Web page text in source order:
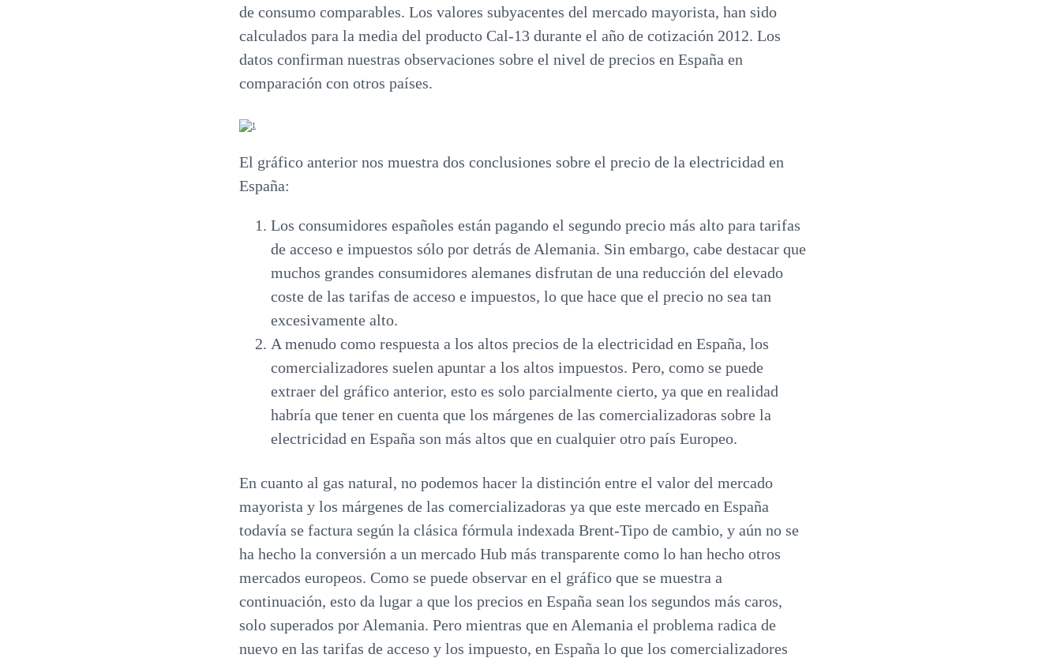
de consumo comparables. Los valores subyacentes del mercado mayorista, han sido
calculados para la media del producto Cal-13 durante el año de cotización 2012. Los
datos confirman nuestras observaciones sobre el nivel de precios en España en
comparación con otros países.
El gráfico anterior nos muestra dos conclusiones sobre el precio de la electricidad en
España:
Los consumidores españoles están pagando el segundo precio más alto para tarifas
de acceso e impuestos sólo por detrás de Alemania. Sin embargo, cabe destacar que
muchos grandes consumidores alemanes disfrutan de una reducción del elevado
coste de las tarifas de acceso e impuestos, lo que hace que el precio no sea tan
excesivamente alto.
A menudo como respuesta a los altos precios de la electricidad en España, los
comercializadores suelen apuntar a los altos impuestos. Pero, como se puede
extraer del gráfico anterior, esto es solo parcialmente cierto, ya que en realidad
habría que tener en cuenta que los márgenes de las comercializadoras sobre la
electricidad en España son más altos que en cualquier otro país Europeo.
En cuanto al gas natural, no podemos hacer la distinción entre el valor del mercado
mayorista y los márgenes de las comercializadoras ya que este mercado en España
todavía se factura según la clásica fórmula indexada Brent-Tipo de cambio, y aún no se
ha hecho la conversión a un mercado Hub más transparente como lo han hecho otros
mercados europeos. Como se puede observar en el gráfico que se muestra a
continuación, esto da lugar a que los precios en España sean los segundos más caros,
solo superados por Alemania. Pero mientras que en Alemania el problema radica de
nuevo en las tarifas de acceso y los impuesto, en España lo que los comercializadores